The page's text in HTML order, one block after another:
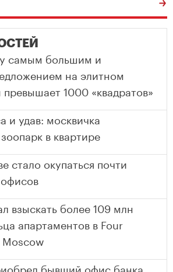
самым большим и
на элитном
1000 «квадратов»
и удав: москвичка
в квартире
стало окупаться почти
взыскать более 109 млн
апартаментов в Four
бывший офис банка